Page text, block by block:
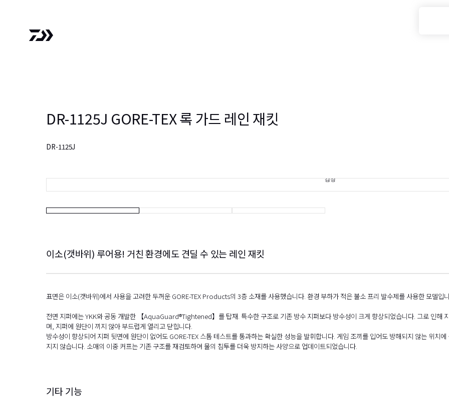
DR-1125J GORE-TEX 록 가드 레인 재킷
DR-1125J
검정
이소(갯바위) 루어용! 거친 환경에도 견딜 수 있는 레인 재킷
표면은 이소(갯바위)에서 사용을 고려한 두꺼운 GORE-TEX Products의 3층 소재를 사용했습니다. 환경 부하가 적은 불소 프리 발수제를 사용한 모델입
전면 지퍼에는 YKK와 공동 개발한 【AquaGuard®Tightened】를 탑재. 특수한 구조로 기존 방수 지퍼보다 방수성이 크게 향상되었습니다. 그로 인해
며, 지퍼에 원단이 끼지 않아 부드럽게 열리고 닫힙니다.
방수성이 향상되어 지퍼 뒷면에 원단이 없어도 GORE-TEX 스톰 테스트를 통과하는 확실한 성능을 발휘합니다. 게임 조끼를 입어도 방해되지 않는 위치
지지 않습니다. 소매의 이중 커프는 기존 구조를 재검토하여 물의 침투를 더욱 방지하는 사양으로 업데이트되었습니다.
기타 기능